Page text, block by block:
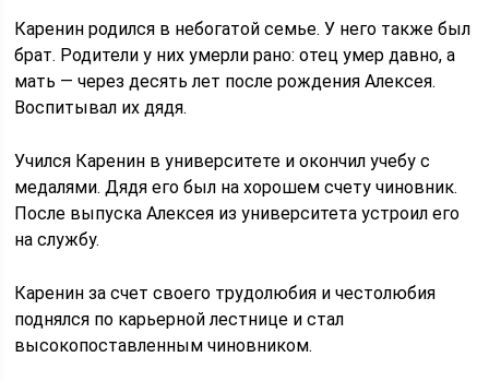
Каренин родился в небогатой семье. У него также был
брат. Родители у них умерли рано: отец умер давно, а
мать — через десять лет после рождения Алексея.
Воспитывал их дядя.
Учился Каренин в университете и окончил учебу с
медалями. Дядя его был на хорошем счету чиновник.
После выпуска Алексея из университета устроил его
на службу.
Каренин за счет своего трудолюбия и честолюбия
поднялся по карьерной лестнице и стал
высокопоставленным чиновником.